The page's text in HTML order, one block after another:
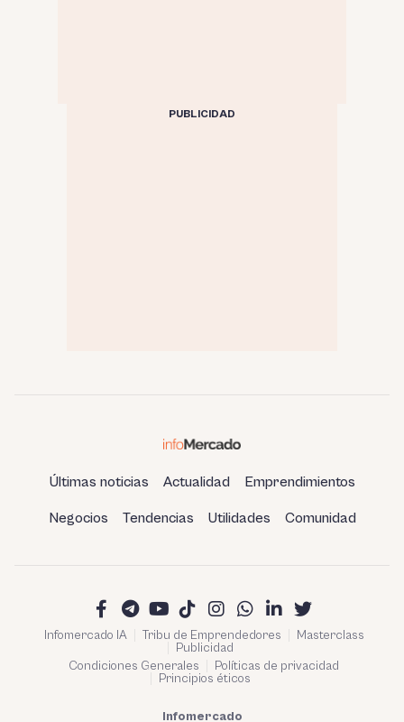
PUBLICIDAD
Últimas noticias Actualidad Emprendimientos
Negocios Tendencias Utilidades Comunidad
Infomercado IA Tribu de Emprendedores
Masterclass
Publicidad
Condiciones Generales
Políticas de privacidad
Principios éticos
Infomercado